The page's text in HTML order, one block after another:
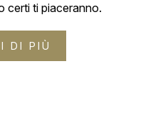
certi ti piaceranno.
DI PIÙ